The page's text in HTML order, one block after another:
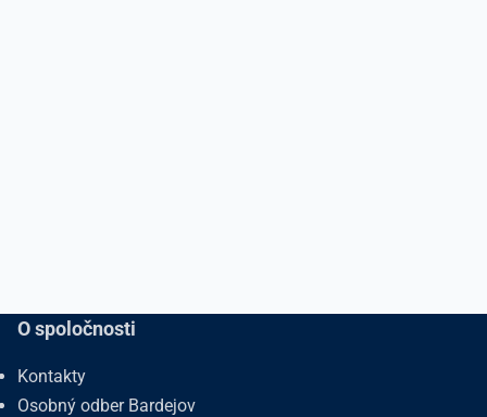
O spoločnosti
Kontakty
Osobný odber Bardejov